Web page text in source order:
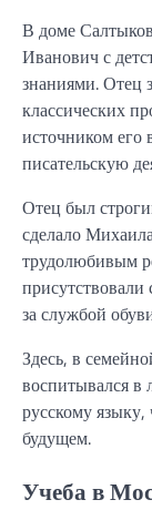
В доме
Иванович с
знаниями. Отец
классических
источником его
писательскую
Отец был
сделало
трудолюбивым
за службой
Здесь, в
воспитывался в
русскому
будущем.
Учеба в